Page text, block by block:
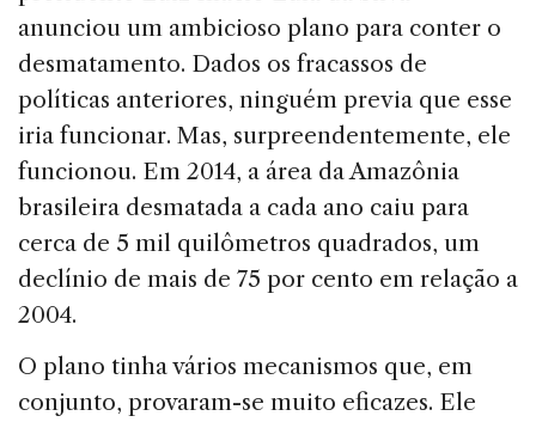
anunciou um ambicioso plano para conter o
desmatamento. Da­dos os fracassos de
políticas anteriores, ninguém pre­via que esse
iria funcionar. Mas, surpreendentemente, ele
funcionou. Em 2014, a área da Amazônia
brasileira desmatada a cada ano caiu para
cerca de 5 mil quilômetros quadrados, um
de­clínio de mais de 75 por cento em re­lação a
2004.
O plano tinha vários mecanismos que, em
conjunto, provaram-se muito efi­cazes. Ele